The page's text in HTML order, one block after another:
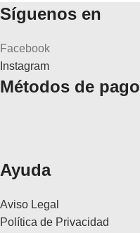
Síguenos en
Facebook
Instagram
Métodos de pago
Ayuda
Aviso Legal
Política de Privacidad